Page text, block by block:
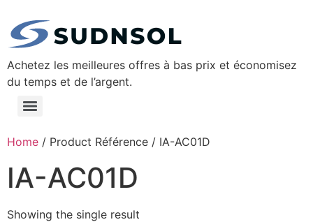
Achetez les meilleures offres à bas prix et économisez
du temps et de l’argent.
Home / Product Référence / ‎IA-AC01D
‎IA-AC01D
Showing the single result